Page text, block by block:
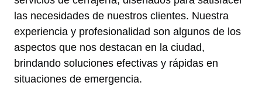
las necesidades de nuestros clientes. Nuestra
experiencia y profesionalidad son algunos de los
aspectos que nos destacan en la ciudad,
brindando soluciones efectivas y rápidas en
situaciones de emergencia.